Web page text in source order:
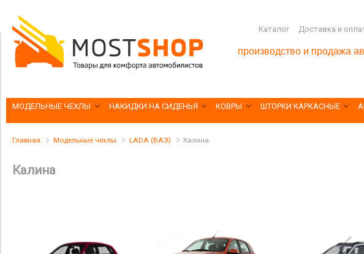
Каталог Доставка и
производство и продажа
МОДЕЛЬНЫЕ ЧЕХЛЫ НАКИДКИ НА СИДЕНЬЯ КОВРЫ ШТОРКИ КАРКАСНЫЕ
Главная Модельные чехлы LADA (ВАЗ) Калина
Калина